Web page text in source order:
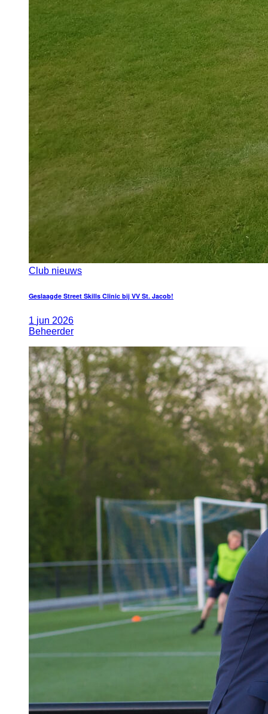
Club nieuws
Geslaagde Street Skills Clinic bij VV St. Jacob!
1 jun 2026
Beheerder